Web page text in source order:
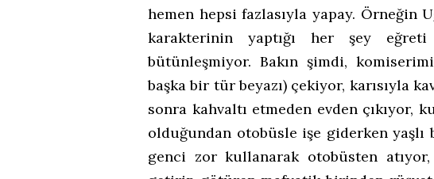
hemen hepsi fazlasıyla yapay. Örneğin
karakterinin yaptığı her şey
bütünleşmiyor. Bakın şimdi,
başka bir tür beyazı) çekiyor, karısıyla
sonra kahvaltı etmeden evden çıkıyor,
olduğundan otobüsle işe giderken yaşlı
genci zor kullanarak otobüsten